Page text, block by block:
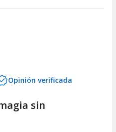
Opinión verificada
sin